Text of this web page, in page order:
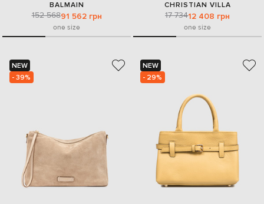
BALMAIN
152 56891 562 грн
one size
CHRISTIAN VILLA
17 73412 408 грн
one size
NEW
- 39%
NEW
- 29%